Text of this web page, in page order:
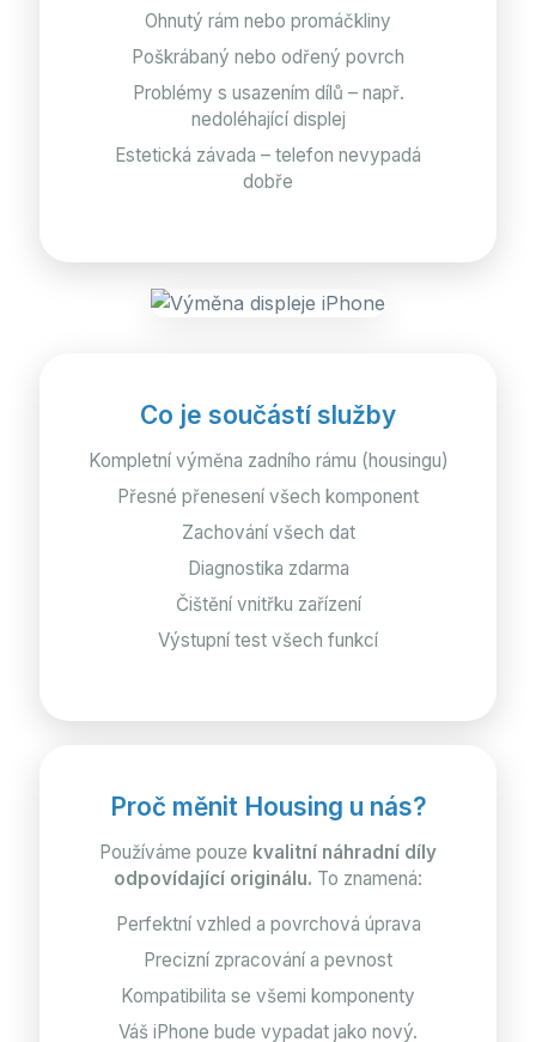
Ohnutý rám nebo promáčkliny
Poškrábaný nebo odřený povrch
Problémy s usazením dílů – např.
nedoléhající displej
Estetická závada – telefon nevypadá
dobře
Co je součástí služby
Kompletní výměna zadního rámu (housingu)
Přesné přenesení všech komponent
Zachování všech dat
Diagnostika zdarma
Čištění vnitřku zařízení
Výstupní test všech funkcí
Proč měnit Housing u nás?
Používáme pouze kvalitní náhradní díly
odpovídající originálu. To znamená:
Perfektní vzhled a povrchová úprava
Precizní zpracování a pevnost
Kompatibilita se všemi komponenty
Váš iPhone bude vypadat jako nový.